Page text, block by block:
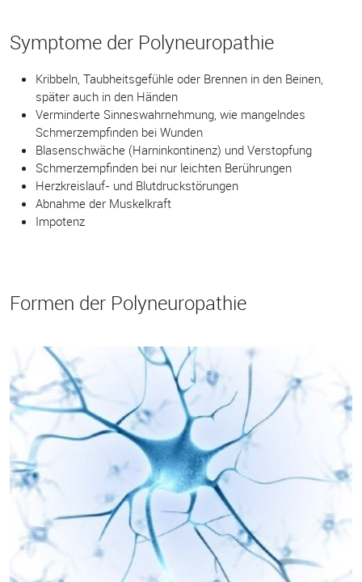
Symptome der Polyneuropathie
Kribbeln, Taubheitsgefühle oder Brennen in den Beinen,
später auch in den Händen
Verminderte Sinneswahrnehmung, wie mangelndes
Schmerzempfinden bei Wunden
Blasenschwäche (Harninkontinenz) und Verstopfung
Schmerzempfinden bei nur leichten Berührungen
Herzkreislauf- und Blutdruckstörungen
Abnahme der Muskelkraft
Impotenz
Formen der Polyneuropathie